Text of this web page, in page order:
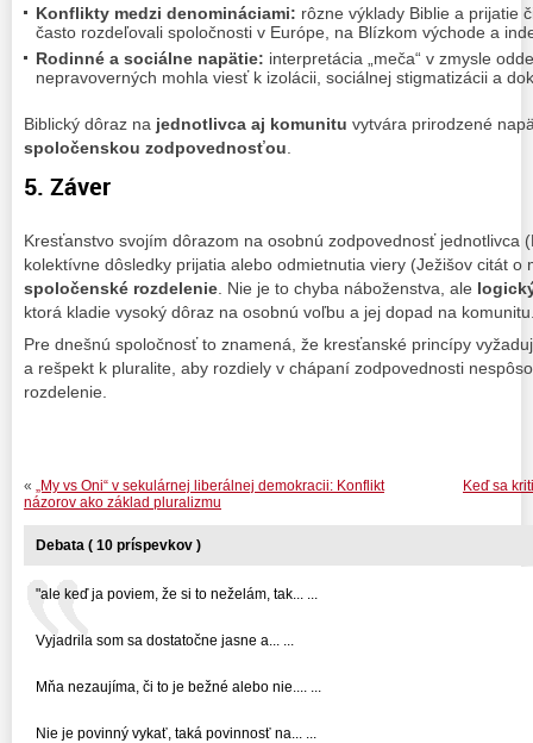
Konflikty medzi denomináciami: rôzne výklady Biblie a prijatie
často rozdeľovali spoločnosti v Európe, na Blízkom východe a
Rodinné a sociálne napätie: interpretácia „meča“ v zmysle
nepravoverných mohla viesť k izolácii, sociálnej stigmatizácii a
Biblický dôraz na jednotlivca aj komunitu vytvára prirodzené
spoločenskou zodpovednosťou
5. Záver
Kresťanstvo svojím dôrazom na osobnú zodpovednosť jednotlivca
kolektívne dôsledky prijatia alebo odmietnutia viery (Ježišov citát o
spoločenské rozdelenie . Nie je to chyba náboženstva, ale
ktorá kladie vysoký dôraz na osobnú voľbu a jej dopad na
Pre dnešnú spoločnosť to znamená, že kresťanské princípy
a rešpekt k pluralite, aby rozdiely v chápaní zodpovednosti
rozdelenie.
Keď sa
« „My vs Oni“ v sekulárnej liberálnej demokracii: Konflikt
názorov ako základ pluralizmu
Debata ( 10 príspevkov )
"ale keď ja poviem, že si to neželám, tak... ...
Vyjadrila som sa dostatočne jasne a... ...
Mňa nezaujíma, či to je bežné alebo nie.... ...
Nie je povinný vykať, taká povinnosť na... ...